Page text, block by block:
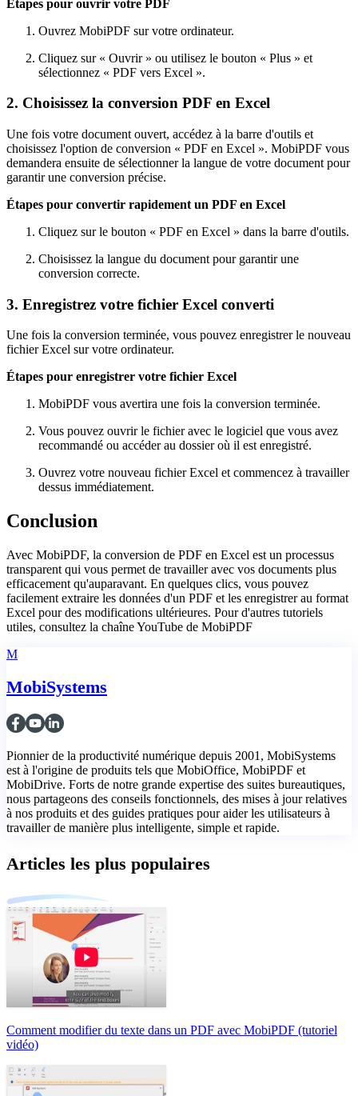
Étapes pour ouvrir votre PDF
Ouvrez MobiPDF sur votre ordinateur.
Cliquez sur « Ouvrir » ou utilisez le bouton « Plus » et
sélectionnez « PDF vers Excel ».
2. Choisissez la conversion PDF en Excel
Une fois votre document ouvert, accédez à la barre d'outils et
choisissez l'option de conversion « PDF en Excel ». MobiPDF vous
demandera ensuite de sélectionner la langue de votre document pour
garantir une conversion précise.
Étapes pour convertir rapidement un PDF en Excel
Cliquez sur le bouton « PDF en Excel » dans la barre d'outils.
Choisissez la langue du document pour garantir une
conversion correcte.
3. Enregistrez votre fichier Excel converti
Une fois la conversion terminée, vous pouvez enregistrer le nouveau
fichier Excel sur votre ordinateur.
Étapes pour enregistrer votre fichier Excel
MobiPDF vous avertira une fois la conversion terminée.
Vous pouvez ouvrir le fichier avec le logiciel que vous avez
recommandé ou accéder au dossier où il est enregistré.
Ouvrez votre nouveau fichier Excel et commencez à travailler
dessus immédiatement.
Conclusion
Avec MobiPDF, la conversion de PDF en Excel est un processus
transparent qui vous permet de travailler avec vos documents plus
efficacement qu'auparavant. En quelques clics, vous pouvez
facilement extraire les données d'un PDF et les enregistrer au format
Excel pour des modifications ultérieures. Pour d'autres tutoriels
utiles, consultez la chaîne YouTube de MobiPDF
M
MobiSystems
Pionnier de la productivité numérique depuis 2001, MobiSystems
est à l'origine de produits tels que MobiOffice, MobiPDF et
MobiDrive. Forts de notre grande expertise des suites bureautiques,
nous partageons des conseils fonctionnels, des mises à jour relatives
à nos produits et des guides pratiques pour aider les utilisateurs à
travailler de manière plus intelligente, simple et rapide.
Articles les plus populaires
Comment modifier du texte dans un PDF avec MobiPDF (tutoriel
vidéo)